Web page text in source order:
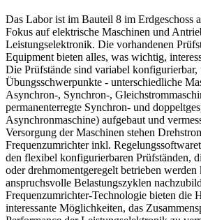
Das Labor ist im Bauteil 8 im Erdgeschoss
Fokus auf elektrische Maschinen und
Leistungselektronik. Die vorhandenen
Equipment bieten alles, was wichtig,
Die Prüfstände sind variabel konfigurierbar,
Übungsschwerpunkte - unterschiedliche
Asynchron-, Synchron-,
permanenterregte Synchron- und
Asynchronmaschine) aufgebaut und
Versorgung der Maschinen stehen
Frequenzumrichter inkl.
den flexibel konfigurierbaren Prüfständen,
oder drehmomentgeregelt betrieben
anspruchsvolle Belastungszyklen
Frequenzumrichter-Technologie bieten die
interessante Möglichkeiten, das